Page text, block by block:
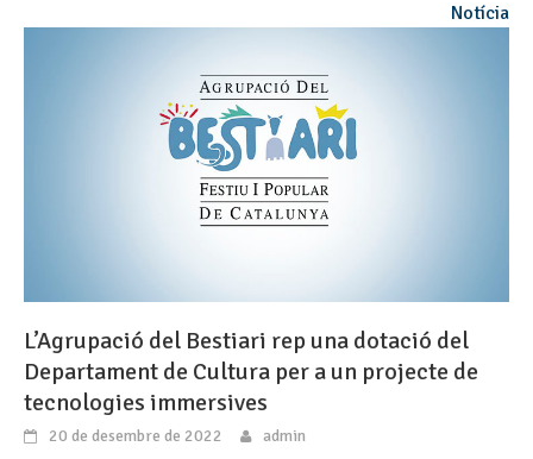
Notícia
L’Agrupació del Bestiari rep una dotació del
Departament de Cultura per a un projecte de
tecnologies immersives
20 de desembre de 2022 admin